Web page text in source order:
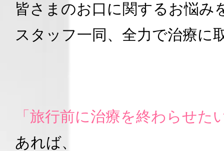
皆さまのお口に関するお悩み
スタッフ一同、全力で治療に
「旅行前に治療を終わらせた
あれば、